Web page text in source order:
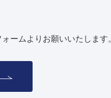
ームよりお願いいたします。